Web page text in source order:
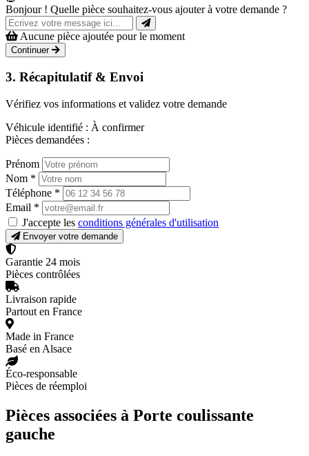
Bonjour ! Quelle pièce souhaitez-vous ajouter à votre demande ?
Aucune pièce ajoutée pour le moment
Continuer
3. Récapitulatif & Envoi
Vérifiez vos informations et validez votre demande
Véhicule identifié : À confirmer
Pièces demandées :
Prénom
Nom *
Téléphone *
Email *
J'accepte les conditions générales d'utilisation
Envoyer votre demande
Garantie 24 mois
Pièces contrôlées
Livraison rapide
Partout en France
Made in France
Basé en Alsace
Éco-responsable
Pièces de réemploi
Pièces associées à Porte coulissante
gauche